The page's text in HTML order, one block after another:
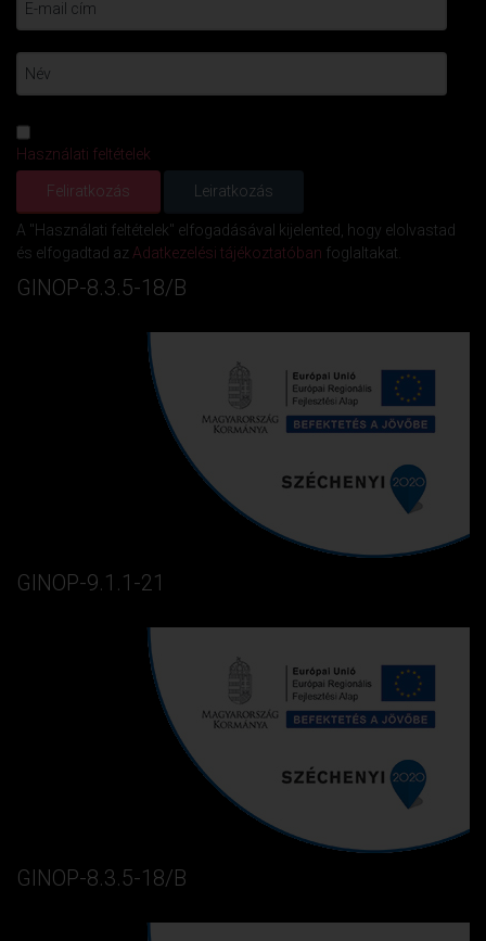
Használati feltételek
A "Használati feltételek" elfogadásával kijelented, hogy elolvastad
és elfogadtad azAdatkezelési tájékoztatóban foglaltakat.
GINOP-8.3.5-18/B
GINOP-9.1.1-21
GINOP-8.3.5-18/B